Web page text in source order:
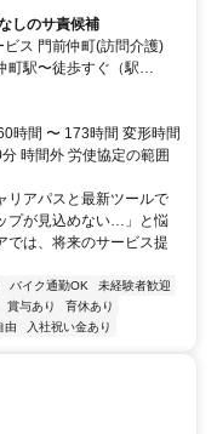
しのサ責候補
ス 門前仲町(訪問介護)
町駅〜徒歩すぐ（駅
自転車通勤OK
時間 〜 173時間 変形時間
時間外 労使協定の範囲
リアパスと最新ツールで
プが見込めない…」と悩
では、将来のサービス提
バイク通勤OK
未経験者歓迎
賞与あり
育休あり
由 入社祝い金あり